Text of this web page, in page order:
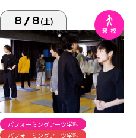
8/8(土)
パフォーミングアーツ学科
パフォーミングアーツ学科